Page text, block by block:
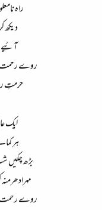
راہ
دیکھ
آئیے
روے رحمت
حرمتِ
ایک
ہر
بڑھ چکیں
روے رحمت